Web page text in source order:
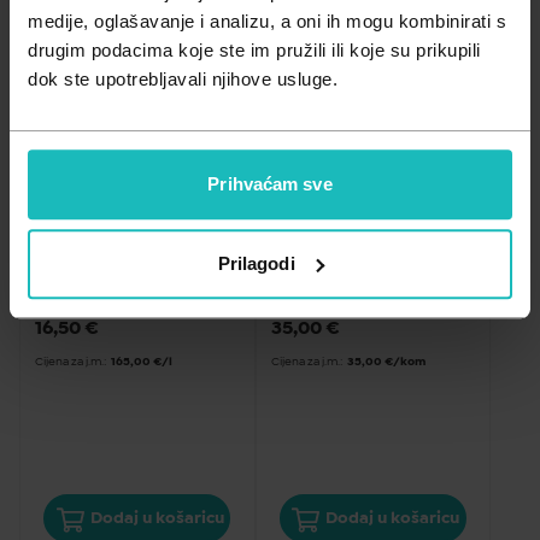
medije, oglašavanje i analizu, a oni ih mogu kombinirati s
drugim podacima koje ste im pružili ili koje su prikupili
dok ste upotrebljavali njihove usluge.
Prihvaćam sve
Prilagodi
Zdravlje muškarca
Zdravlje žene
Minerali
Probiotici i prebiotici Najviša cijena
ISPADANJE KOSE
Pantogar tonik za
aktivaciju rasta kose za
16,50 €
Cijena za j.m.: 165,00 €/l
Dodaj u košaricu
ISPADANJE KOSE
Pantogar Vegan za
zdravu i lijepu kosu, 90
35,00 €
Cijena za j.m.: 35,00 €/kom
Dodaj u košaricu